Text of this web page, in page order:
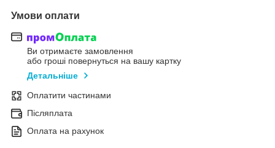
Умови оплати
Ви отримаєте замовлення
або гроші повернуться на вашу картку
Детальніше
Оплатити частинами
Післяплата
Оплата на рахунок